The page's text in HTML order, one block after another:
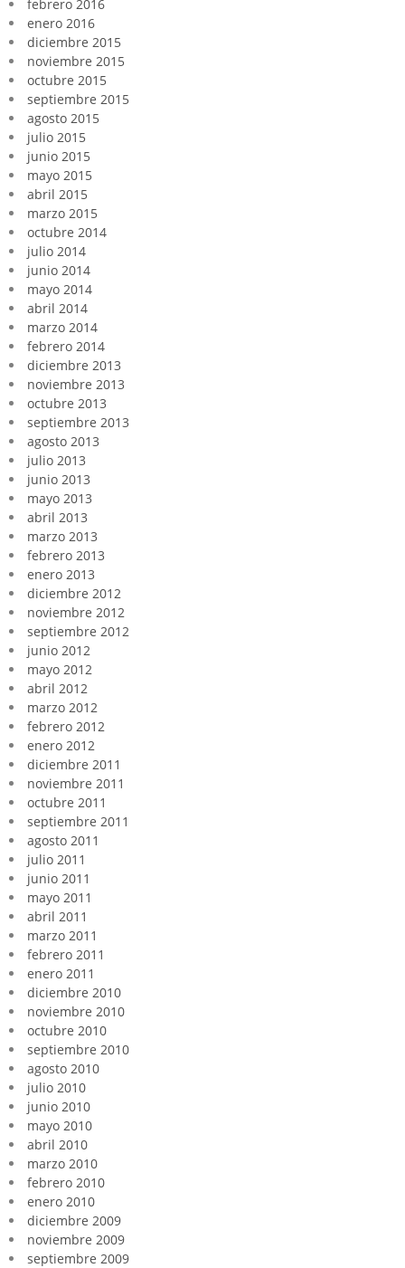
febrero 2016
enero 2016
diciembre 2015
noviembre 2015
octubre 2015
septiembre 2015
agosto 2015
julio 2015
junio 2015
mayo 2015
abril 2015
marzo 2015
octubre 2014
julio 2014
junio 2014
mayo 2014
abril 2014
marzo 2014
febrero 2014
diciembre 2013
noviembre 2013
octubre 2013
septiembre 2013
agosto 2013
julio 2013
junio 2013
mayo 2013
abril 2013
marzo 2013
febrero 2013
enero 2013
diciembre 2012
noviembre 2012
septiembre 2012
junio 2012
mayo 2012
abril 2012
marzo 2012
febrero 2012
enero 2012
diciembre 2011
noviembre 2011
octubre 2011
septiembre 2011
agosto 2011
julio 2011
junio 2011
mayo 2011
abril 2011
marzo 2011
febrero 2011
enero 2011
diciembre 2010
noviembre 2010
octubre 2010
septiembre 2010
agosto 2010
julio 2010
junio 2010
mayo 2010
abril 2010
marzo 2010
febrero 2010
enero 2010
diciembre 2009
noviembre 2009
septiembre 2009